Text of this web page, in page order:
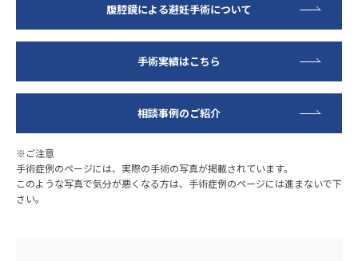
腹腔鏡による避妊手術について
手術実績はこちら
相談事例のご紹介
※ご注意
手術症例のページには、実際の手術の写真が掲載されています。
このような写真で気分が悪くなる方は、手術症例のページには進まないで下
さい。